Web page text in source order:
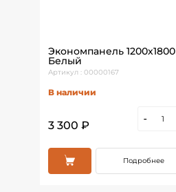
Экономпанель 1200х1800
Белый
Артикул : 00000167
В наличии
3 300 ₽
-
Подробнее